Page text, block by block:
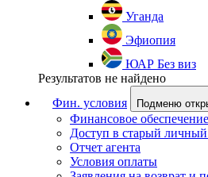
Уганда
Эфиопия
ЮАР Без виз
Результатов не найдено
Фин. условия
Подменю
Финансовое
Доступ в старый
Отчет агента
Условия оплаты